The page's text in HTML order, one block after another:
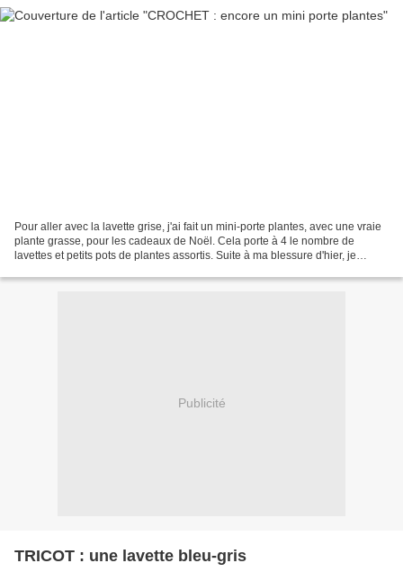
Pour aller avec la lavette grise, j'ai fait un mini-porte plantes, avec une vraie
plante grasse, pour les cadeaux de Noël. Cela porte à 4 le nombre de
lavettes et petits pots de plantes assortis. Suite à ma blessure d'hier, je
Publicité
TRICOT : une lavette bleu-gris